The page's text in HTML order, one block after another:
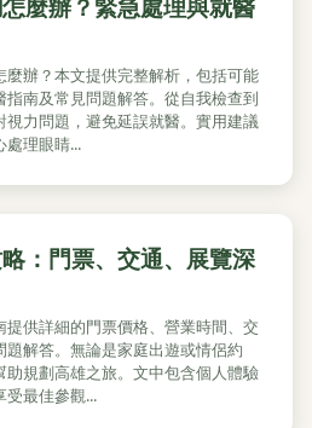
辦？本文提供完整解析，包括可能
指南及常見問題解答。從自我檢查到
力問題，避免延誤就醫。實用建議
處理眼睛...
：門票、交通、展覽深
供詳細的門票價格、營業時間、交
解答。無論是家庭出遊或情侶約
規劃高雄之旅。文中包含個人體驗
受最佳參觀...